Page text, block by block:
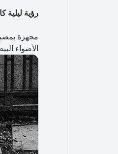
رؤية ليلية
مجهزة
الأضواء